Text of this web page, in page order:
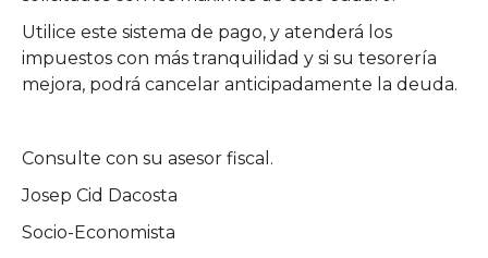
Utilice este sistema de pago, y atenderá los
impuestos con más tranquilidad y si su tesorería
mejora, podrá cancelar anticipadamente la deuda.
Consulte con su asesor fiscal.
Josep Cid Dacosta
Socio-Economista